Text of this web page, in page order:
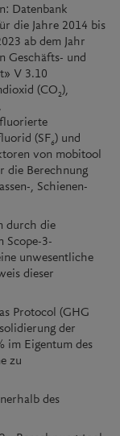
Datenbank
die Jahre 2014 bis
ab dem Jahr
Geschäfts- und
V 3.10
(CO2),
(SF6) und
von mobitool
die Berechnung
, Schienen-
durch die
Scope-3-
unwesentliche
dieser
Protocol (GHG
der
im Eigentum des
zu
des